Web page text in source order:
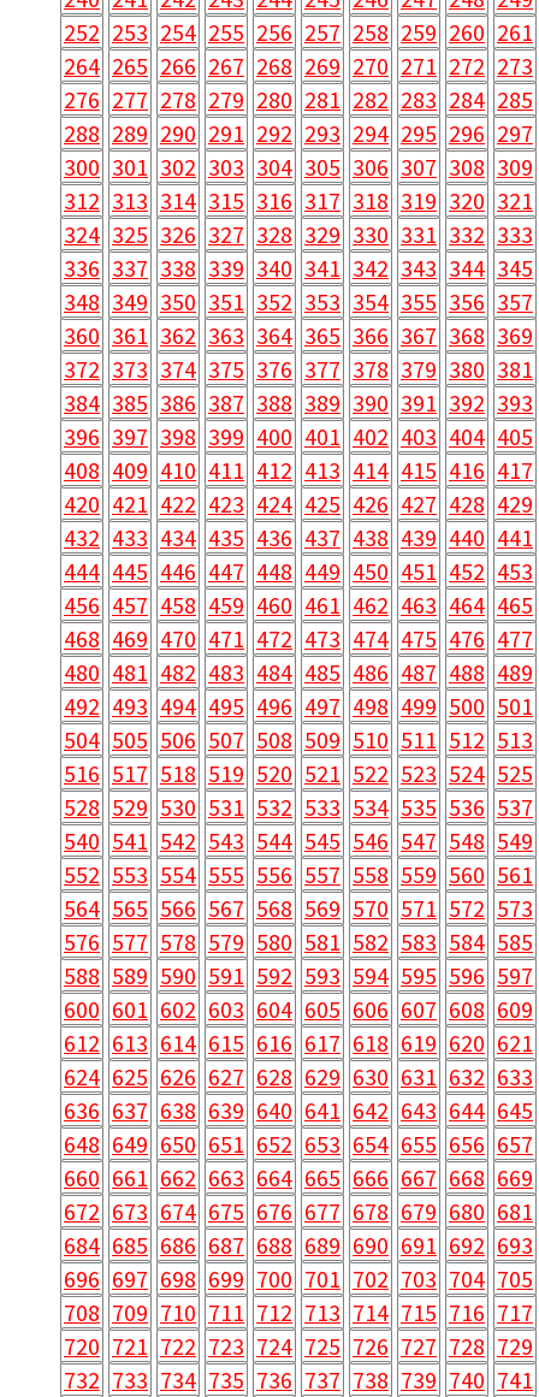
252 253 254 255 256 257 258 259 260 261
264 265 266 267 268 269 270 271 272 273
276 277 278 279 280 281 282 283 284 285
288 289 290 291 292 293 294 295 296 297
300 301 302 303 304 305 306 307 308 309
312 313 314 315 316 317 318 319 320 321
324 325 326 327 328 329 330 331 332 333
336 337 338 339 340 341 342 343 344 345
348 349 350 351 352 353 354 355 356 357
360 361 362 363 364 365 366 367 368 369
372 373 374 375 376 377 378 379 380 381
384 385 386 387 388 389 390 391 392 393
396 397 398 399 400 401 402 403 404 405
408 409 410 411 412 413 414 415 416 417
420 421 422 423 424 425 426 427 428 429
432 433 434 435 436 437 438 439 440 441
444 445 446 447 448 449 450 451 452 453
456 457 458 459 460 461 462 463 464 465
468 469 470 471 472 473 474 475 476 477
480 481 482 483 484 485 486 487 488 489
492 493 494 495 496 497 498 499 500 501
504 505 506 507 508 509 510 511 512 513
516 517 518 519 520 521 522 523 524 525
528 529 530 531 532 533 534 535 536 537
540 541 542 543 544 545 546 547 548 549
552 553 554 555 556 557 558 559 560 561
564 565 566 567 568 569 570 571 572 573
576 577 578 579 580 581 582 583 584 585
588 589 590 591 592 593 594 595 596 597
600 601 602 603 604 605 606 607 608 609
612 613 614 615 616 617 618 619 620 621
624 625 626 627 628 629 630 631 632 633
636 637 638 639 640 641 642 643 644 645
648 649 650 651 652 653 654 655 656 657
660 661 662 663 664 665 666 667 668 669
672 673 674 675 676 677 678 679 680 681
684 685 686 687 688 689 690 691 692 693
696 697 698 699 700 701 702 703 704 705
708 709 710 711 712 713 714 715 716 717
720 721 722 723 724 725 726 727 728 729
732 733 734 735 736 737 738 739 740 741